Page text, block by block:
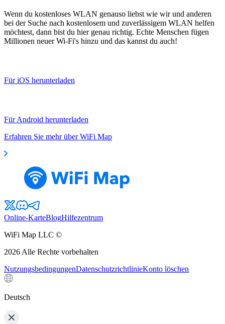
Wenn du kostenloses WLAN genauso liebst wie wir und anderen
bei der Suche nach kostenlosem und zuverlässigem WLAN helfen
möchtest, dann bist du hier genau richtig. Echte Menschen fügen
Millionen neuer Wi-Fi's hinzu und das kannst du auch!
Für iOS herunterladen
Für Android herunterladen
Erfahren Sie mehr über WiFi Map
Online-KarteBlogHilfezentrum
WiFi Map LLC ©
2026 Alle Rechte vorbehalten
NutzungsbedingungenDatenschutzrichtlinieKonto löschen
Deutsch